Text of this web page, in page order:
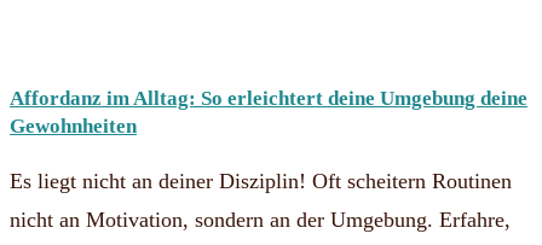
Affordanz im Alltag: So erleichtert deine Umgebung deine
Gewohnheiten
Es liegt nicht an deiner Disziplin! Oft scheitern Routinen
nicht an Motivation, sondern an der Umgebung. Erfahre,